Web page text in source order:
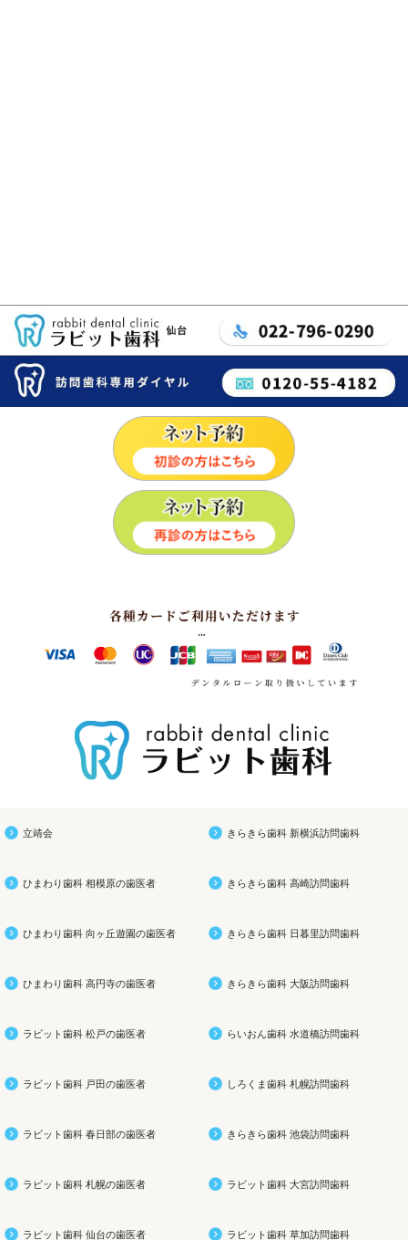
立靖会
ひまわり歯科 相模原の歯医者
ひまわり歯科 向ヶ丘遊園の歯医者
ひまわり歯科 高円寺の歯医者
ラビット歯科 松戸の歯医者
ラビット歯科 戸田の歯医者
ラビット歯科 春日部の歯医者
ラビット歯科 札幌の歯医者
ラビット歯科 仙台の歯医者
きらきら歯科 新横浜訪問歯科
きらきら歯科 高崎訪問歯科
きらきら歯科 日暮里訪問歯科
きらきら歯科 大阪訪問歯科
らいおん歯科 水道橋訪問歯科
しろくま歯科 札幌訪問歯科
きらきら歯科 池袋訪問歯科
ラビット歯科 大宮訪問歯科
ラビット歯科 草加訪問歯科